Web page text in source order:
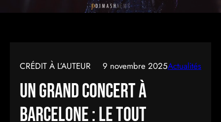
CRÉDIT À L’AUTEUR 9 novembre 2025Actualités
Un grand concert à
Barcelone : le tout